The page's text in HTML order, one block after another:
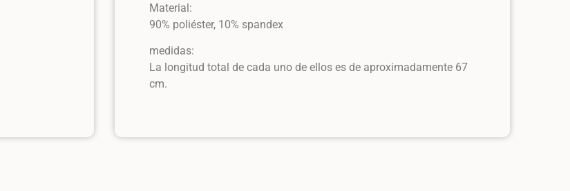
Material:
90% poliéster, 10% spandex
medidas:
La longitud total de cada uno de ellos es de aproximadamente 67
cm.